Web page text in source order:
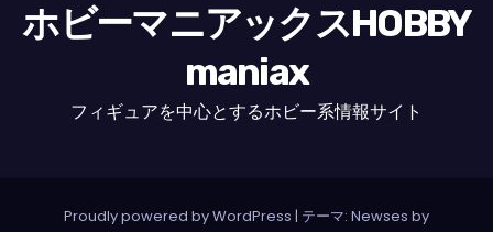
ホビーマニアックスHOBBY
maniax
フィギュアを中心とするホビー系情報サイト
Proudly powered by WordPress | テーマ: Newses by